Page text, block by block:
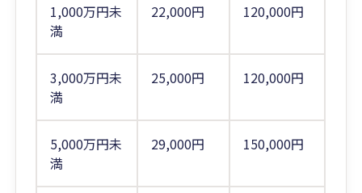
1,000万円未
満
22,000円 120,000円
3,000万円未
満
25,000円 120,000円
5,000万円未
満
29,000円 150,000円